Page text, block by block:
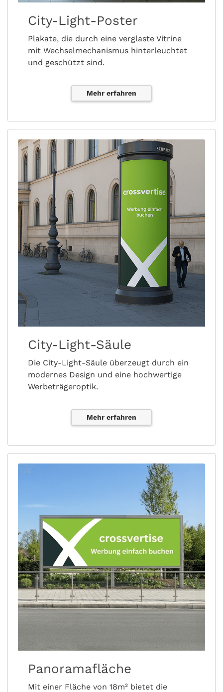
City-Light-Poster
Plakate, die durch eine verglaste Vitrine
mit Wechselmechanismus hinterleuchtet
und geschützt sind.
Mehr erfahren
City-Light-Säule
Die City-Light-Säule überzeugt durch ein
modernes Design und eine hochwertige
Werbeträgeroptik.
Mehr erfahren
Panoramafläche
Mit einer Fläche von 18m² bietet die